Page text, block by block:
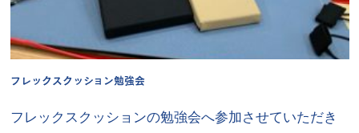
フレックスクッション勉強会
フレックスクッションの勉強会へ参加させていただき